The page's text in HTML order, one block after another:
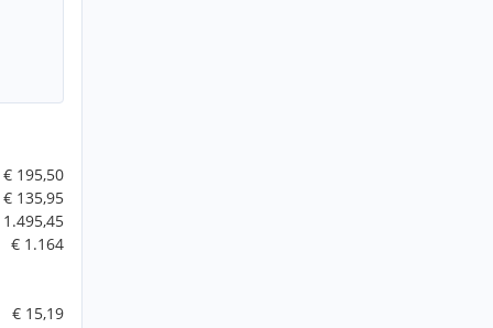
€ 195,50
€ 135,95
€ 1.164
€ 15,19